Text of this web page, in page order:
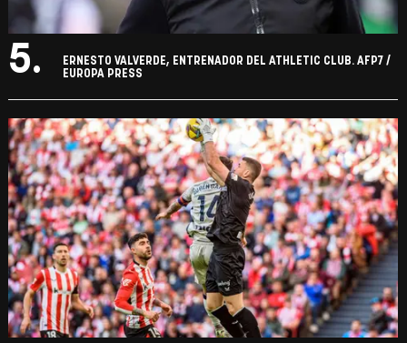
5.
ERNESTO VALVERDE, ENTRENADOR DEL ATHLETIC CLUB. AFP7 /
EUROPA PRESS